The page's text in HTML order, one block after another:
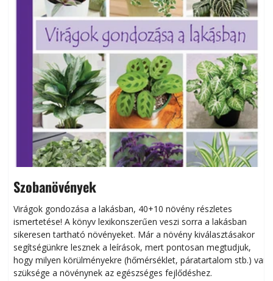
Szobanövények
Virágok gondozása a lakásban, 40+10 növény részletes
ismertetése! A könyv lexikonszerűen veszi sorra a lakásban
sikeresen tart­ha­tó növényeket. Már a növény kiválasztásakor
segítségünkre lesznek a leírások, mert pontosan megtudjuk,
hogy milyen körülményekre (hőmérséklet, páratartalom stb.) van
szüksége a növénynek az egészséges fejlődéshez.